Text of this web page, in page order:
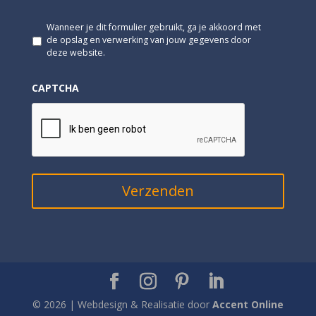
e
i
t
*
Wanneer je dit formulier gebruikt, ga je akkoord met
de opslag en verwerking van jouw gegevens door
deze website.
CAPTCHA
© 2026 | Webdesign & Realisatie door Accent Online